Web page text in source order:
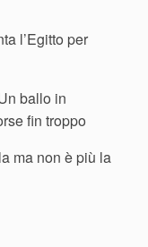
l’Egitto per
ballo in
fin troppo
ma non è più la